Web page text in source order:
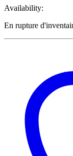
Availability:
En rupture